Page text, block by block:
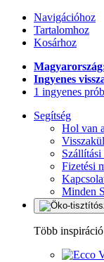
Navigációhoz
Tartalomhoz
Kosárhoz
Ingyenes
1 ingyenes
Segítség
Hol van
Fizetési
Minden
Több inspiráció